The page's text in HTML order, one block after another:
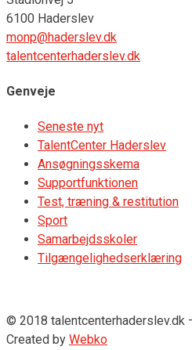
6100 Haderslev
monp@haderslev.dk
talentcenterhaderslev.dk
Genveje
Seneste nyt
TalentCenter Haderslev
Ansøgningsskema
Supportfunktionen
Test, træning & restitution
Sport
Samarbejdsskoler
Tilgængelighedserklæring
© 2018 talentcenterhaderslev.dk
Created by Webko